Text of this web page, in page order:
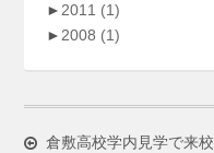
►2011 (1)
►2008 (1)
倉敷高校学内見学で来校